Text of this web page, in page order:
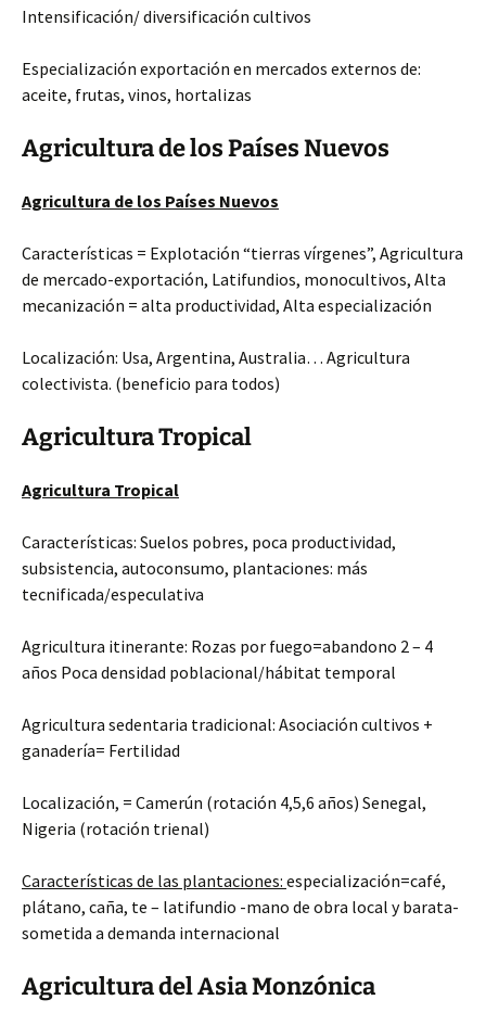
Intensificación/ diversificación cultivos
Especialización exportación en mercados externos de:
aceite, frutas, vinos, hortalizas
Agricultura de los Países Nuevos
Agricultura de los Países Nuevos
Características = Explotación “tierras vírgenes”, Agricultura
de mercado-exportación, Latifundios, monocultivos, Alta
mecanización = alta productividad, Alta especialización
Localización: Usa, Argentina, Australia… Agricultura
colectivista. (beneficio para todos)
Agricultura Tropical
Agricultura Tropical
Características: Suelos pobres, poca productividad,
subsistencia, autoconsumo, plantaciones: más
tecnificada/especulativa
Agricultura itinerante: Rozas por fuego=abandono 2 – 4
años Poca densidad poblacional/hábitat temporal
Agricultura sedentaria tradicional: Asociación cultivos +
ganadería= Fertilidad
Localización, = Camerún (rotación 4,5,6 años) Senegal,
Nigeria (rotación trienal)
Características de las plantaciones: especialización=café,
plátano, caña, te – latifundio -mano de obra local y barata-
sometida a demanda internacional
Agricultura del Asia Monzónica